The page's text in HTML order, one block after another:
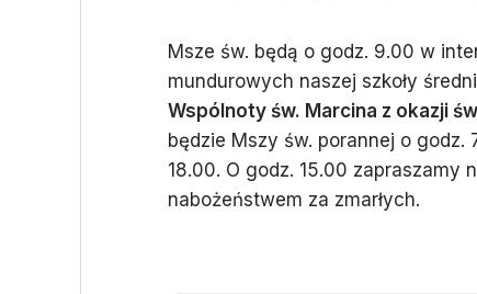
Msze św. będą o godz. 9.00 w
mundurowych naszej szkoły
Wspólnoty św. Marcina z okazji
będzie Mszy św. porannej o
18.00. O godz. 15.00 zapraszamy
nabożeństwem za zmarłych.